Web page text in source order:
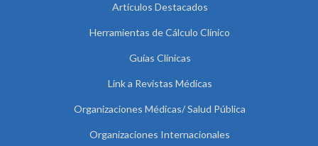
Artículos Destacados
Herramientas de Cálculo Clínico
Guías Clínicas
Link a Revistas Médicas
Organizaciones Médicas/ Salud Pública
Organizaciones Internacionales